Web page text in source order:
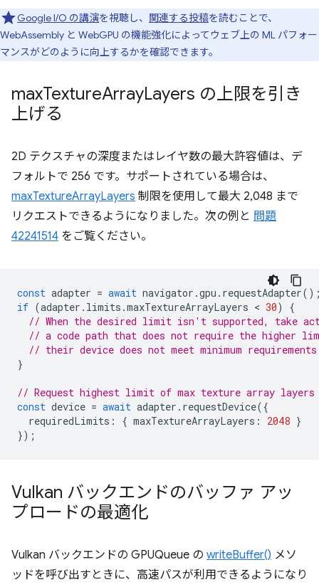
Google I/O の講演を視聴し、 関連する投稿を読むことで、
WebAssembly と WebGPU の機能強化によってウェブ上の ML パフォー
マンスがどのように向上するかを確認できます。
maxTextureArrayLayers の上限を引き
上げる
2D テクスチャの深度またはレイヤ数の最大許容値は、デ
フォルトで 256 です。サポートされている場合は、
maxTextureArrayLayers 制限を使用して最大 2,048 まで
リクエストできるようになりました。次の例と 問題
42241514 をご覧ください。
const adapter = await navigator .gpu . requestAdapter
if (adapter . limits .maxTextureArrayLayers < 30)
{
// When the desired limit isn't supported, take
// a code path that does not require the higher
// their device does not meet minimum
}
// Request highest limit of max texture array
const device = await adapter . requestDevice({
requiredLimits : { maxTextureArrayLayers : 2048 }
});
Vulkan バックエンドのバッファ アッ
プロードの最適化
Vulkan バックエンドの GPUQueue の writeBuffer() メソ
ッドを呼び出すときに、高速パスが利用できるようになり